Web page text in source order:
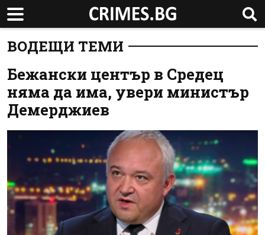
ВОДЕЩИ ТЕМИ
Бежански център в Средец
няма да има, увери министър
Демерджиев